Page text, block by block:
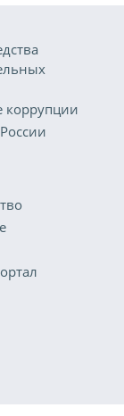
коррупции